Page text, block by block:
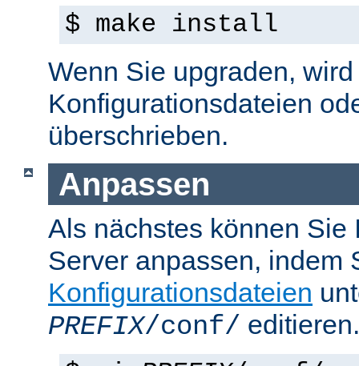
$ make install
Wenn Sie upgraden,
Konfigurationsdateien
überschrieben.
Anpassen
Als nächstes können Sie
Server anpassen, indem
Konfigurationsdateien
PREFIX/conf/ editieren.